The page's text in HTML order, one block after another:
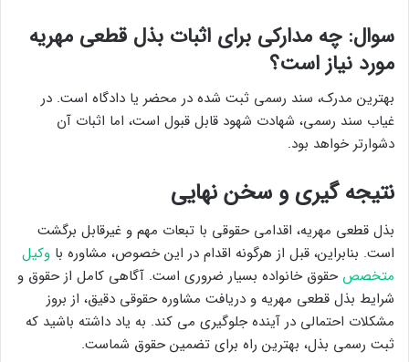
سوال: چه مدارکی برای اثبات بذل قطعی مهریه
مورد نیاز است؟
بهترین مدرک، سند رسمی ثبت شده در محضر یا دادگاه است. در
غیاب سند رسمی، شهادت شهود قابل قبول است، اما اثبات آن
دشوارتر خواهد بود.
نتیجه گیری و سخن نهایی
بذل قطعی مهریه، اقدامی حقوقی با تبعات مهم و غیرقابل برگشت
است. بنابراین، قبل از هرگونه اقدام در این خصوص، مشاوره با وکیل
متخصص حقوق خانواده بسیار ضروری است. آگاهی کامل از حقوق و
شرایط بذل قطعی مهریه و دریافت مشاوره حقوقی دقیق، از بروز
مشکلات احتمالی در آینده جلوگیری می کند. به یاد داشته باشید که
ثبت رسمی بذل، بهترین راه برای تضمین حقوق شماست.